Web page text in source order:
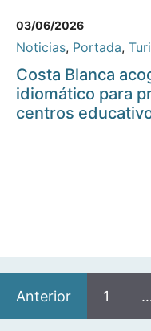
03/06/2026
Noticias, Portada,
Costa Blanca
idiomático para
centros
Anterior 1